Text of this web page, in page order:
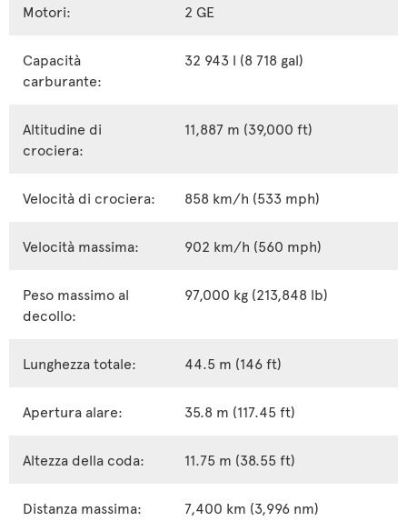
Motori: 2 GE
Capacità
carburante:
32 943 l (8 718 gal)
Altitudine di
crociera:
11,887 m (39,000 ft)
Velocità di crociera: 858 km/h (533 mph)
Velocità massima: 902 km/h (560 mph)
Peso massimo al
decollo:
97,000 kg (213,848 lb)
Lunghezza totale: 44.5 m (146 ft)
Apertura alare: 35.8 m (117.45 ft)
Altezza della coda: 11.75 m (38.55 ft)
Distanza massima: 7,400 km (3,996 nm)